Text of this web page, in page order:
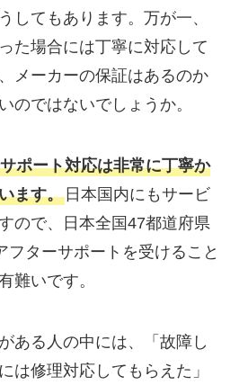
してもあります。万が一、
た場合には丁寧に対応して
メーカーの保証はあるのか
のではないでしょうか。
ポート対応は非常に丁寧か
ます。日本国内にもサービ
ので、日本全国47都道府県
フターサポートを受けること
難いです。
ある人の中には、「故障し
は修理対応してもらえた」